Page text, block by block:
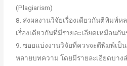
(Plagiarism)
8. ส่งผลงานวิจัยเรื่องเดียวกันตีพิมพ์ห
เรื่องเดียวกันที่มีรายละเอียดเหมือนกั
9. ซอยแบ่งงานวิจัยที่ควรจะตีพิมพ์เป็
หลายบทความ โดยมีรายละเอียดบาง